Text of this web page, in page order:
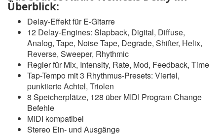
Überblick:
Delay-Effekt für E-Gitarre
12 Delay-Engines: Slapback, Digital, Diffuse,
Analog, Tape, Noise Tape, Degrade, Shifter, Helix,
Reverse, Sweeper, Rhythmic
Regler für Mix, Intensity, Rate, Mod, Feedback, Time
Tap-Tempo mit 3 Rhythmus-Presets: Viertel,
punktierte Achtel, Triolen
8 Speicherplätze, 128 über MIDI Program Change
Befehle
MIDI kompatibel
Stereo Ein- und Ausgänge